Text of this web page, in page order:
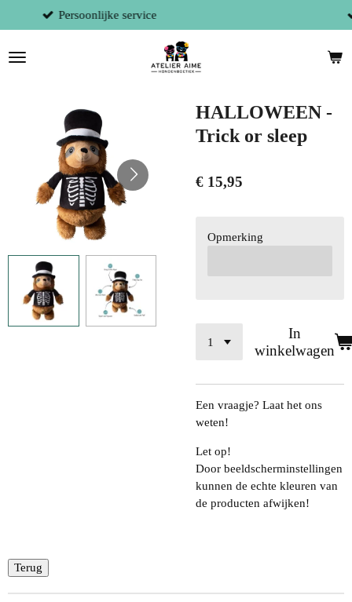
direct
naar
de
Gratis verzending (BE) vanaf 125
HALLOWEEN -
Trick or sleep
€ 15,95
Opmerking
In
winkelwagen
Een vraagje? Laat het ons
weten!
Let op!
Door beeldscherminstellingen
kunnen de echte kleuren van
de producten afwijken!
Terug